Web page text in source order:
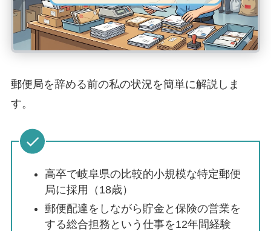
郵便局を辞める前の私の状況を簡単に解説しま
す。
高卒で岐阜県の比較的小規模な特定郵便
局に採用（18歳）
郵便配達をしながら貯金と保険の営業を
する総合担務 という仕事を12年間経験